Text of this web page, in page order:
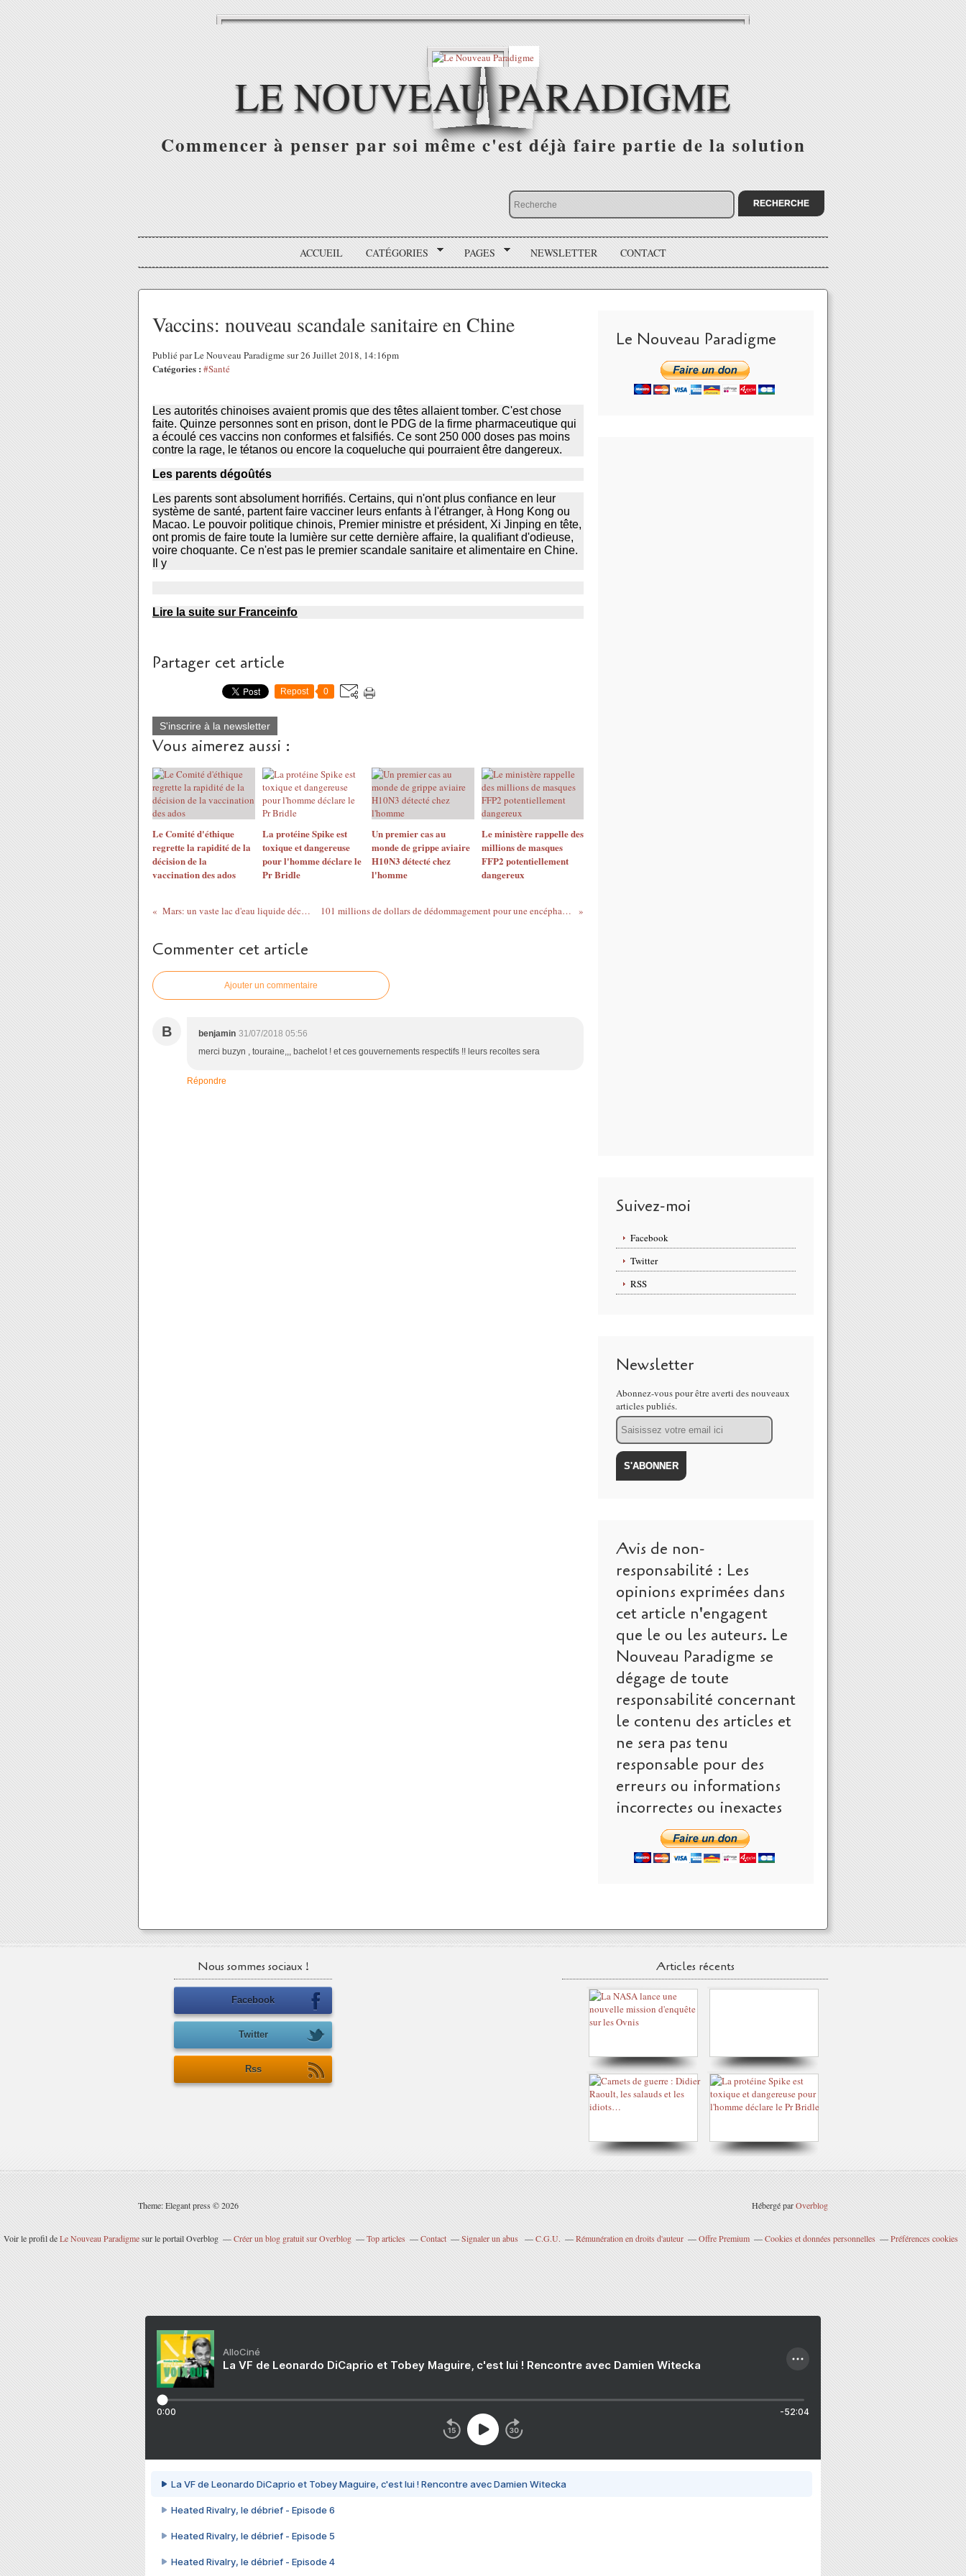
LE NOUVEAU PARADIGME
Commencer à penser par soi même c'est déjà faire partie de la solution
ACCUEIL CATÉGORIES PAGES NEWSLETTER CONTACT
Vaccins: nouveau scandale sanitaire en Chine
Publié par Le Nouveau Paradigme sur 26 Juillet 2018, 14:16pm
Catégories : #Santé
Les autorités chinoises avaient promis que des têtes allaient tomber. C'est chose
faite. Quinze personnes sont en prison, dont le PDG de la firme pharmaceutique qui
a écoulé ces vaccins non conformes et falsifiés. Ce sont 250 000 doses pas moins
contre la rage, le tétanos ou encore la coqueluche qui pourraient être dangereux.
Les parents dégoûtés
Les parents sont absolument horrifiés. Certains, qui n'ont plus confiance en leur
système de santé, partent faire vacciner leurs enfants à l'étranger, à Hong Kong ou
Macao. Le pouvoir politique chinois, Premier ministre et président, Xi Jinping en tête,
ont promis de faire toute la lumière sur cette dernière affaire, la qualifiant d'odieuse,
voire choquante. Ce n'est pas le premier scandale sanitaire et alimentaire en Chine.
Il y
Lire la suite sur Franceinfo
Partager cet article
Repost 0
S'inscrire à la newsletter
Vous aimerez aussi :
Le Comité d'éthique
regrette la rapidité de la
décision de la
vaccination des ados
La protéine Spike est
toxique et dangereuse
pour l'homme déclare le
Pr Bridle
Un premier cas au
monde de grippe aviaire
H10N3 détecté chez
l'homme
Le ministère rappelle des
millions de masques
FFP2 potentiellement
dangereux
Mars: un vaste lac d'eau liquide découvert sous la surface 101 millions de dollars de dédommagement pour une encéphalopathie causée par le vaccin ROR
Commenter cet article
Ajouter un commentaire
B benjamin 31/07/2018 05:56
merci buzyn , touraine,,, bachelot ! et ces gouvernements respectifs !! leurs recoltes sera
Répondre
Le Nouveau Paradigme
Suivez-moi
Facebook
Twitter
RSS
Newsletter
Abonnez-vous pour être averti des nouveaux
articles publiés.
Email
Avis de non-
responsabilité : Les
opinions exprimées dans
cet article n'engagent
que le ou les auteurs. Le
Nouveau Paradigme se
dégage de toute
responsabilité concernant
le contenu des articles et
ne sera pas tenu
responsable pour des
erreurs ou informations
incorrectes ou inexactes
Nous sommes sociaux !
Facebook
Twitter
Rss
Articles récents
Theme: Elegant press © 2026 Hébergé parOverblog
Voir le profil deLe Nouveau Paradigmesur le portail Overblog Créer un blog gratuit sur Overblog Top articles Contact Signaler un abus C.G.U. Rémunération en droits d'auteur Offre Premium Cookies et données personnelles Préférences cookies
AlloCiné
La VF de Leonardo DiCaprio et Tobey Maguire, c'est lui ! Rencontre avec Damien Witecka
0:00 -52:04
La VF de Leonardo DiCaprio et Tobey Maguire, c'est lui ! Rencontre avec Damien Witecka
Heated Rivalry, le débrief - Episode 6
Heated Rivalry, le débrief - Episode 5
Heated Rivalry, le débrief - Episode 4